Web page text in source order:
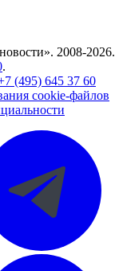
2008-2026.
.
(495) 645 37 60
cookie-файлов